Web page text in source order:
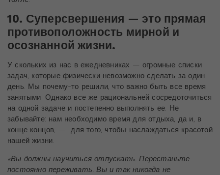
10. Суперсвершения — это прямая
противоположность мирной и
осознанной жизни.
У скольких из нас в ежедневниках — огромные списки
задач, которые физически невозможно сделать за один
день. Мы почему-то решили, что важно быть все время
занятыми. Однако все же рациональней сосредоточиться
на одной задаче и постепенно выполнять ее. Не
забывайте: нам необходимо время для отдыха, да и, в
конце концов, — для того, чтобы наслаждаться красотой
нашей жизни.
«Вы должны научиться отпускать. Перестаньте
постоянно переживать. Вы и так никогда не